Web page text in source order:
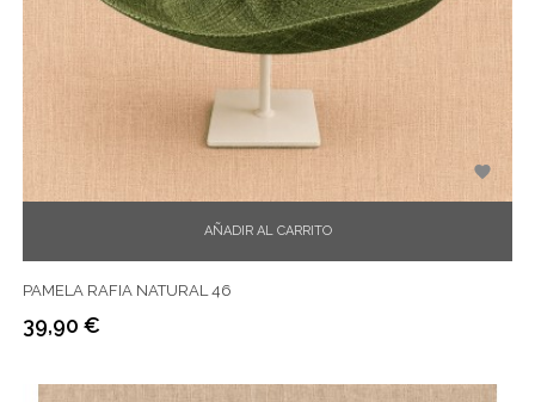
AÑADIR AL CARRITO

PAMELA RAFIA NATURAL 46
Precio
39,90 €